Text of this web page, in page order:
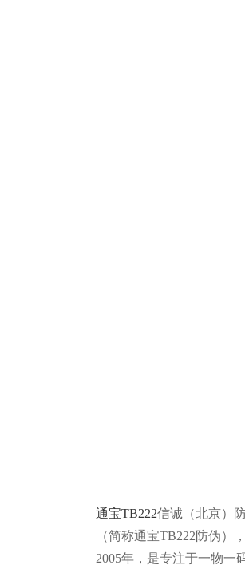
通宝TB222信诚（北京）
（简称通宝TB222防伪）
2005年，是专注于一物一